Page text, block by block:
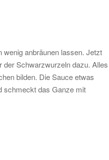
wenig anbräunen lassen. Jetzt
der Schwarzwurzeln dazu. Alles
bilden. Die Sauce etwas
schmeckt das Ganze mit